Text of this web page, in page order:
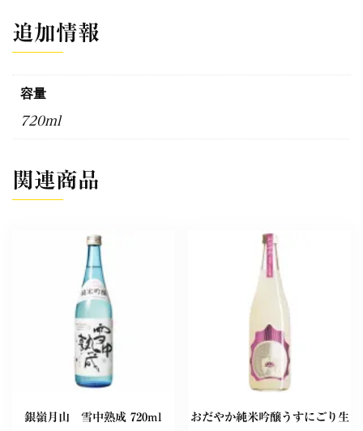
追加情報
容量
720ml
関連商品
銀嶺月山 雪中熟成 720ml おだやか純米吟醸うすにごり生